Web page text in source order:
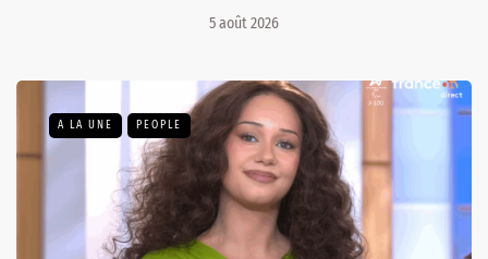
5 août 2026
A LA UNE PEOPLE